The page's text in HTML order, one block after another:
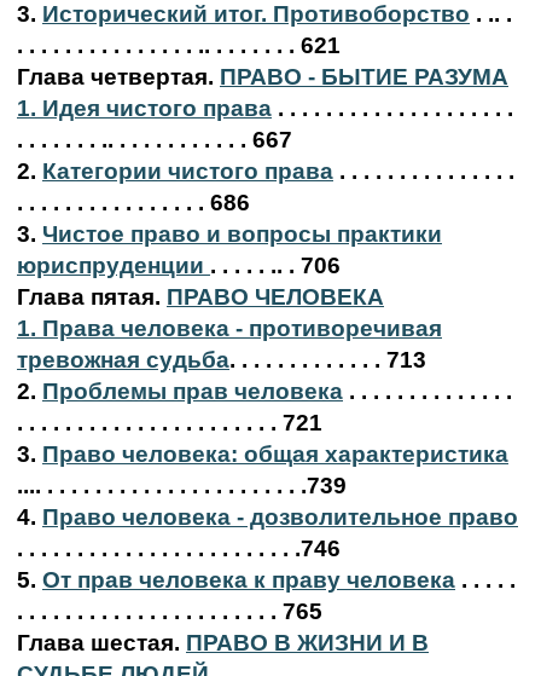
3. Исторический итог. Противоборство . .. .
. . . . . . . . . . . . . . . .. . . . . . . . 621
Глава четвертая. ПРАВО - БЫТИЕ РАЗУМА
1. Идея чистого права . . . . . . . . . . . . . . . . . . . .
. . . . . . . .. . . . . . . . . . . . 667
2. Категории чистого права . . . . . . . . . . . . . . .
. . . . . . . . . . . . . . . . 686
3. Чистое право и вопросы практики
юриспруденции . . . . . .. . 706
Глава пятая. ПРАВО ЧЕЛОВЕКА
1. Права человека - противоречивая
тревожная судьба. . . . . . . . . . . . . 713
2. Проблемы прав человека . . . . . . . . . . . . . .
. . . . . . . . . . . . . . . . . . . . . . 721
3. Право человека: общая характеристика
.... . . . . . . . . . . . . . . . . . . . . . .739
4. Право человека - дозволительное право
. . . . . . . . . . . . . . . . . . . . . . . .746
5. От прав человека к праву человека . . . . .
. . . . . . . . . . . . . . . . . . . . . . 765
Глава шестая. ПРАВО В ЖИЗНИ И В